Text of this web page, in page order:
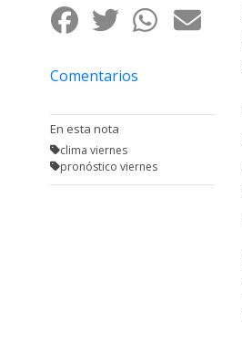
Comentarios
En esta nota
clima viernes
pronóstico viernes